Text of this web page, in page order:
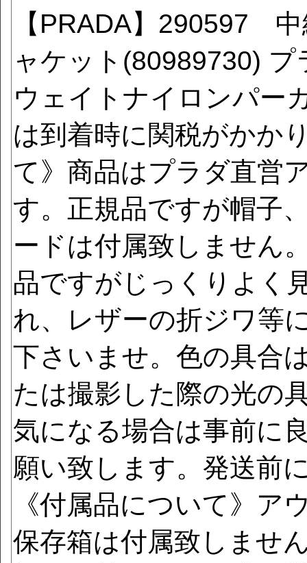
【PRADA】290597
ャケット(80989730)
ウェイトナイロンパー
は到着時に関税がかか
て》商品はプラダ直営
す。正規品ですが帽子
ードは付属致しません
品ですがじっくりよく
れ、レザーの折ジワ等
下さいませ。色の具合
たは撮影した際の光の
気になる場合は事前に
願い致します。発送前
《付属品について》ア
保存箱は付属致しませ